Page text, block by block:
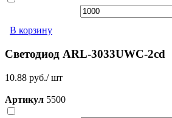
В корзину
Светодиод ARL-3033UWC-2cd
10.88 руб./ шт
Артикул 5500